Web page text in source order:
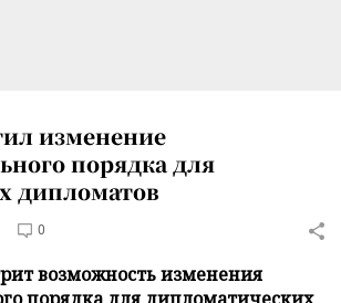
изменение
порядка для
дипломатов
0
возможность изменения